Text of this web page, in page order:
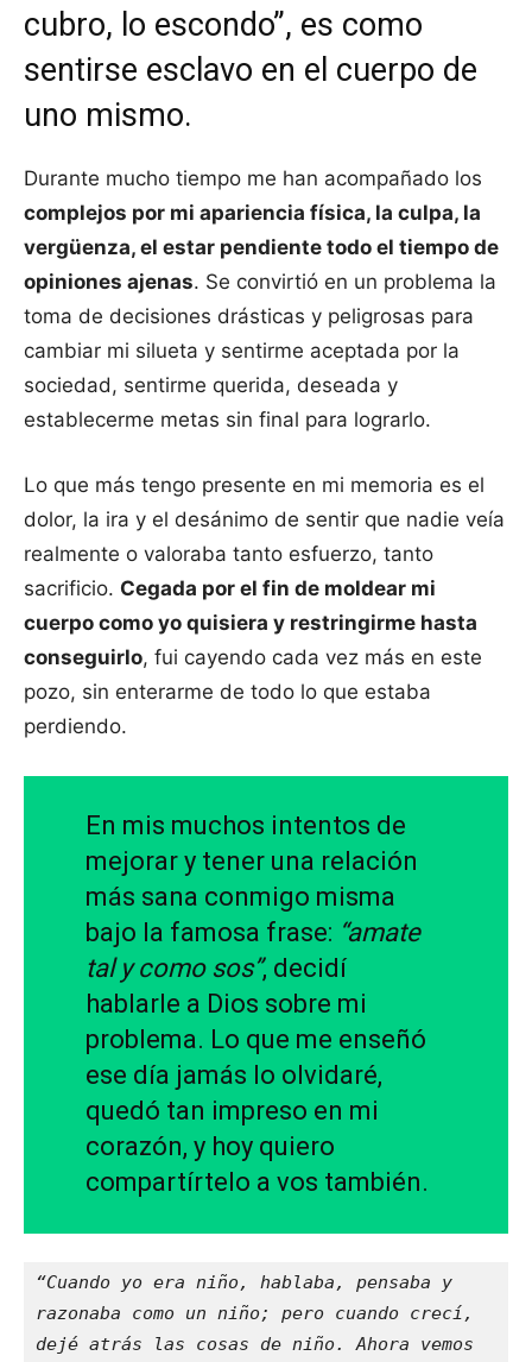
cubro, lo escondo”, es como
sentirse esclavo en el cuerpo de
uno mismo.
Durante mucho tiempo me han acompañado los
complejos por mi apariencia física, la culpa, la
vergüenza, el estar pendiente todo el tiempo de
opiniones ajenas. Se convirtió en un problema la
toma de decisiones drásticas y peligrosas para
cambiar mi silueta y sentirme aceptada por la
sociedad, sentirme querida, deseada y
establecerme metas sin final para lograrlo.
Lo que más tengo presente en mi memoria es el
dolor, la ira y el desánimo de sentir que nadie veía
realmente o valoraba tanto esfuerzo, tanto
sacrificio. Cegada por el fin de moldear mi
cuerpo como yo quisiera y restringirme hasta
conseguirlo, fui cayendo cada vez más en este
pozo, sin enterarme de todo lo que estaba
perdiendo.
En mis muchos intentos de
mejorar y tener una relación
más sana conmigo misma
bajo la famosa frase: “amate
tal y como sos”, decidí
hablarle a Dios sobre mi
problema. Lo que me enseñó
ese día jamás lo olvidaré,
quedó tan impreso en mi
corazón, y hoy quiero
compartírtelo a vos también.
“Cuando yo era niño, hablaba, pensaba y
razonaba como un niño; pero cuando crecí,
dejé atrás las cosas de niño. Ahora vemos